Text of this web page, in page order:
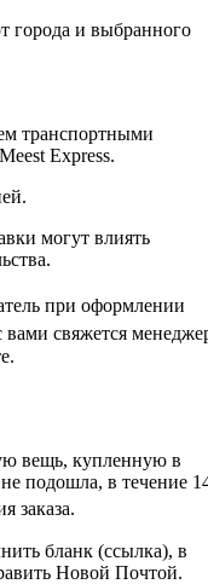
города и выбранного
транспортными
Express.
могут влиять
при оформлении
вами свяжется
вещь, купленную в
подошла, в течение
заказа.
бланк (ссылка), в
Новой Почтой.